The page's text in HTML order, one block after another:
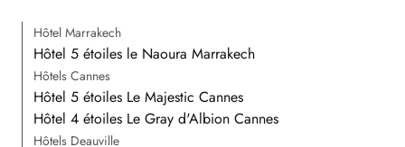
Hôtel Marrakech
Hôtel 5 étoiles le Naoura Marrakech
Hôtels Cannes
Hôtel 5 étoiles Le Majestic Cannes
Hôtel 4 étoiles Le Gray d'Albion Cannes
Hôtels Deauville